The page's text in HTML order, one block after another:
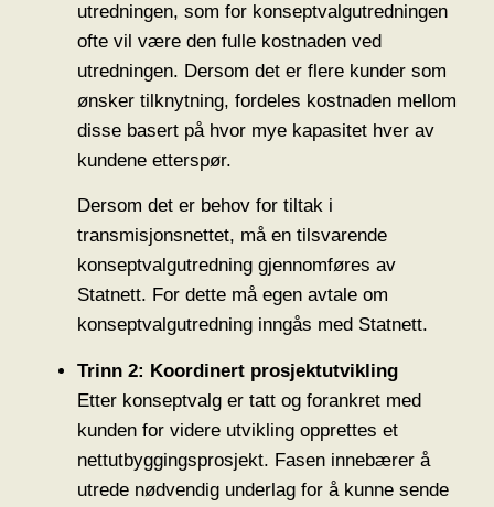
utredningen, som for konseptvalgutredningen
ofte vil være den fulle kostnaden ved
utredningen. Dersom det er flere kunder som
ønsker tilknytning, fordeles kostnaden mellom
disse basert på hvor mye kapasitet hver av
kundene etterspør.
Dersom det er behov for tiltak i
transmisjonsnettet, må en tilsvarende
konseptvalgutredning gjennomføres av
Statnett. For dette må egen avtale om
konseptvalgutredning inngås med Statnett.
Trinn 2: Koordinert prosjektutvikling
Etter konseptvalg er tatt og forankret med
kunden for videre utvikling opprettes et
nettutbyggingsprosjekt. Fasen innebærer å
utrede nødvendig underlag for å kunne sende